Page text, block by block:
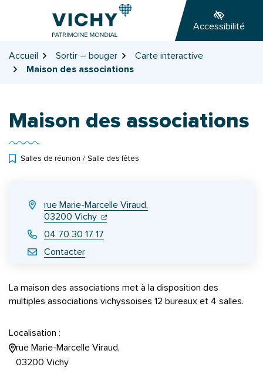
page
Accessibilité
Accueil Sortir – bouger
Carte interactive
Maison des associations
Maison des associations
Salles de réunion / Salle des fêtes
rue Marie-Marcelle Viraud,
03200 Vichy (ouverture dans un nouvel onglet)
(ouverture dans un nouvel onglet)
04 70 30 17 17
Contacter
La maison des associations met à la disposition des
multiples associations vichyssoises 12 bureaux et 4 salles.
Localisation :
rue Marie-Marcelle Viraud,
03200 Vichy